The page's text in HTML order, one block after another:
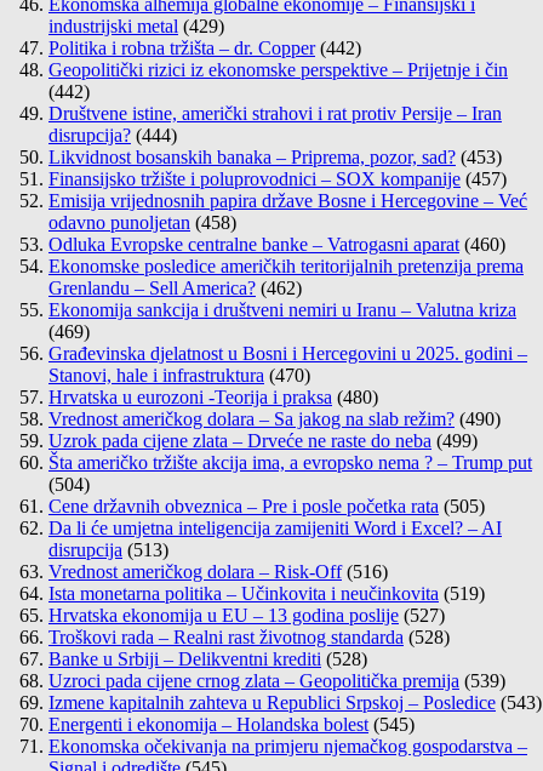
Ekonomska alhemija globalne ekonomije – Finansijski i
industrijski metal (429)
Politika i robna tržišta – dr. Copper (442)
Geopolitički rizici iz ekonomske perspektive – Prijetnje i čin
(442)
Društvene istine, američki strahovi i rat protiv Persije – Iran
disrupcija? (444)
Likvidnost bosanskih banaka – Priprema, pozor, sad? (453)
Finansijsko tržište i poluprovodnici – SOX kompanije (457)
Emisija vrijednosnih papira države Bosne i Hercegovine – Već
odavno punoljetan (458)
Odluka Evropske centralne banke – Vatrogasni aparat (460)
Ekonomske posledice američkih teritorijalnih pretenzija prema
Grenlandu – Sell America? (462)
Ekonomija sankcija i društveni nemiri u Iranu – Valutna kriza
(469)
Građevinska djelatnost u Bosni i Hercegovini u 2025. godini –
Stanovi, hale i infrastruktura (470)
Hrvatska u eurozoni -Teorija i praksa (480)
Vrednost američkog dolara – Sa jakog na slab režim? (490)
Uzrok pada cijene zlata – Drveće ne raste do neba (499)
Šta američko tržište akcija ima, a evropsko nema ? – Trump put
(504)
Cene državnih obveznica – Pre i posle početka rata (505)
Da li će umjetna inteligencija zamijeniti Word i Excel? – AI
disrupcija (513)
Vrednost američkog dolara – Risk-Off (516)
Ista monetarna politika – Učinkovita i neučinkovita (519)
Hrvatska ekonomija u EU – 13 godina poslije (527)
Troškovi rada – Realni rast životnog standarda (528)
Banke u Srbiji – Delikventni krediti (528)
Uzroci pada cijene crnog zlata – Geopolitička premija (539)
Izmene kapitalnih zahteva u Republici Srpskoj – Posledice (543)
Energenti i ekonomija – Holandska bolest (545)
Ekonomska očekivanja na primjeru njemačkog gospodarstva –